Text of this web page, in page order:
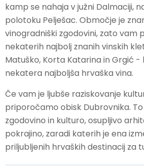
kamp se nahaja v južni Dalmaciji,
polotoku Pelješac. Območje je
vinogradniški zgodovini, zato vam
nekaterih najbolj znanih vinskih
Matuško, Korta Katarina in Grgić -
nekatera najboljša hrvaška vina.
Če vam je ljubše raziskovanje
priporočamo obisk Dubrovnika.
zgodovino in kulturo, osupljivo
pokrajino, zaradi katerih je ena
priljubljenih hrvaških destinacij za